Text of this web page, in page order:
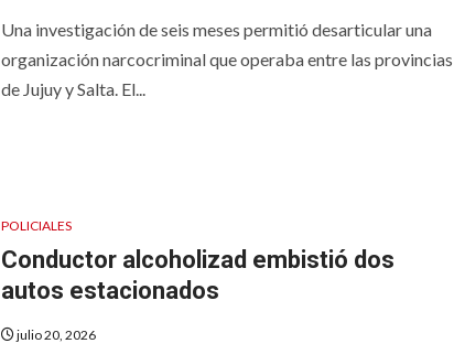
Una investigación de seis meses permitió desarticular una
organización narcocriminal que operaba entre las provincias
de Jujuy y Salta. El...
POLICIALES
Conductor alcoholizad embistió dos
autos estacionados
julio 20, 2026